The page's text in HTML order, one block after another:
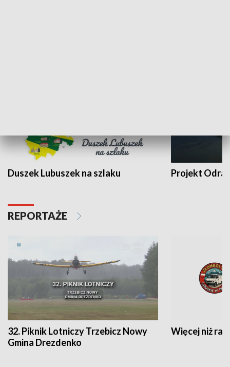
Duszek Lubuszek na szlaku Projekt Odra
REPORTAŻE
32. Piknik Lotniczy Trzebicz Nowy
Gmina Drezdenko
Więcej niż rajd